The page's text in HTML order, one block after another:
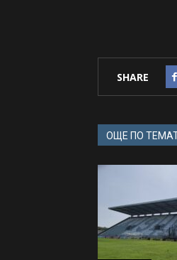
SHARE
ОЩЕ ПО